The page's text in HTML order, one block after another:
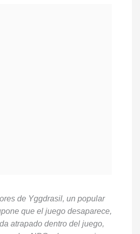
de Yggdrasil, un popular
que el juego desaparece,
atrapado dentro del juego,